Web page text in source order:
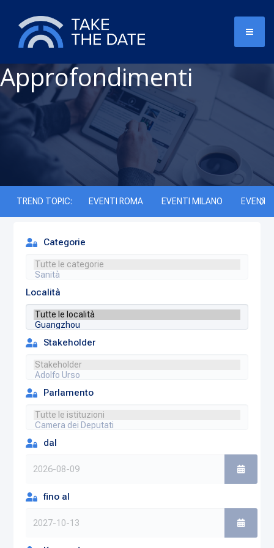
Approfondimenti
TREND TOPIC: EVENTI ROMA EVENTI MILANO EVENTI
Categorie
Località
Stakeholder
Parlamento
dal
fino al